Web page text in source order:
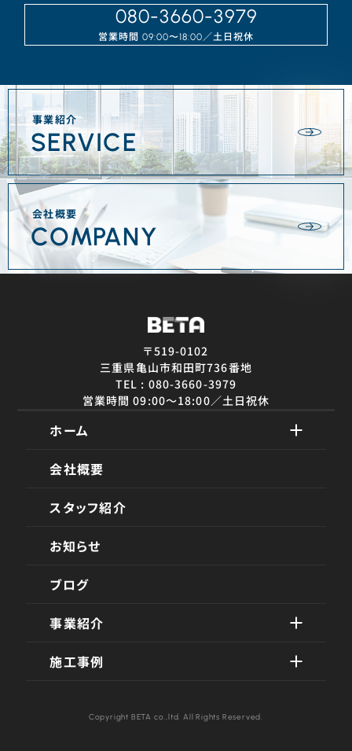
080-3660-3979
営業時間09:00〜18:00 ／⼟⽇祝休
事業紹介
SERVICE
会社概要
COMPANY
〒519-0102
三重県亀山市和田町736番地
TEL : 080-3660-3979
営業時間 09:00〜18:00／土日祝休
ホーム
会社概要
スタッフ紹介
お知らせ
ブログ
事業紹介
施工事例
Copyright BETA co.,ltd. All Rights Reserved.